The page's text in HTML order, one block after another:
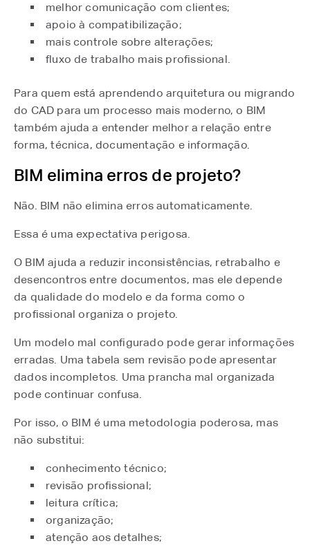
melhor comunicação com clientes;
apoio à compatibilização;
mais controle sobre alterações;
fluxo de trabalho mais profissional.
Para quem está aprendendo arquitetura ou migrando
do CAD para um processo mais moderno, o BIM
também ajuda a entender melhor a relação entre
forma, técnica, documentação e informação.
BIM elimina erros de projeto?
Não. BIM não elimina erros automaticamente.
Essa é uma expectativa perigosa.
O BIM ajuda a reduzir inconsistências, retrabalho e
desencontros entre documentos, mas ele depende
da qualidade do modelo e da forma como o
profissional organiza o projeto.
Um modelo mal configurado pode gerar informações
erradas. Uma tabela sem revisão pode apresentar
dados incompletos. Uma prancha mal organizada
pode continuar confusa.
Por isso, o BIM é uma metodologia poderosa, mas
não substitui:
conhecimento técnico;
revisão profissional;
leitura crítica;
organização;
atenção aos detalhes;